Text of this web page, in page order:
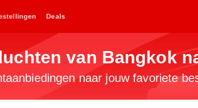
Deals
van Bangkok
naar jouw favoriete